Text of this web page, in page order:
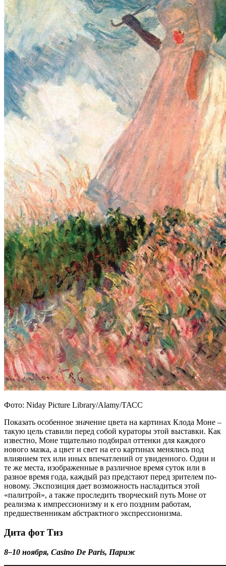
Фото: Niday Picture Library/Alamy/ТАСС
Показать особенное значение цвета на картинах Клода Моне –
такую цель ставили перед собой кураторы этой выставки. Как
известно, Моне тщательно подбирал оттенки для каждого
нового мазка, а цвет и свет на его картинах менялись под
влиянием тех или иных впечатлений от увиденного. Одни и
те же места, изображенные в различное время суток или в
разное время года, каждый раз предстают перед зрителем по-
новому. Экспозиция дает возможность насладиться этой
«палитрой», а также проследить творческий путь Моне от
реализма к импрессионизму и к его поздним работам,
предшественникам абстрактного экспрессионизма.
Дита фот Тиз
8–10 ноября, Casino De Paris, Париж